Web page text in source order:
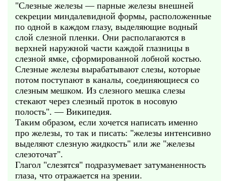
"Слезные железы — парные железы внешней
секреции миндалевидной формы, расположенные
по одной в каждом глазу, выделяющие водный
слой слезной пленки. Они располагаются в
верхней наружной части каждой глазницы в
слезной ямке, сформированной лобной костью.
Слезные железы вырабатывают слезы, которые
потом поступают в каналы, соединяющиеся со
слезным мешком. Из слезного мешка слезы
стекают через слезный проток в носовую
полость". — Википедия.
Таким образом, если хочется написать именно
про железы, то так и писать: "железы интенсивно
выделяют слезную жидкость" или же "железы
слезоточат".
Глагол "слезятся" подразумевает затуманенность
глаза, что отражается на зрении.